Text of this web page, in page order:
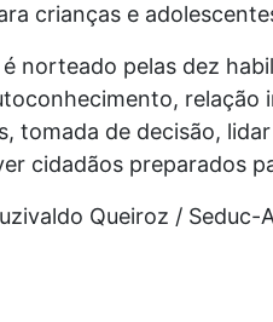
crianças e
norteado pelas dez
tomada de decisão,
cidadãos preparados
Queiroz / Seduc-